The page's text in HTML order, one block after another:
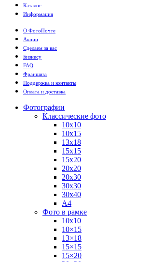
Каталог
Информация
О ФотоПочте
Акции
Сделаем за вас
Бизнесу
FAQ
Франшиза
Поддержка и контакты
Оплата и доставка
Фотографии
Классические фото
10х10
10х15
13х18
15х15
15х20
20х20
20х30
30х30
30х40
А4
Фото в рамке
10х10
10×15
13×18
15×15
15×20